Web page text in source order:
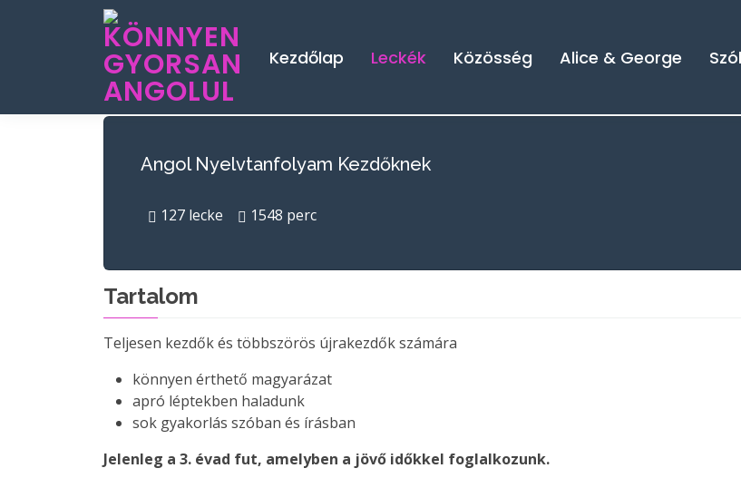
Kezdőlap Leckék Közösség Alice & George
Angol Nyelvtanfolyam Kezdőknek
127 lecke 1548 perc
Tartalom
Teljesen kezdők és többszörös újrakezdők számára
könnyen érthető magyarázat
apró léptekben haladunk
sok gyakorlás szóban és írásban
Jelenleg a 3. évad fut, amelyben a jövő időkkel foglalkozunk.